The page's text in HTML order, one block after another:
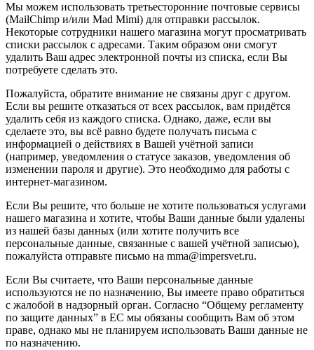
Мы можем использовать третьесторонние почтовые сервисы
(MailChimp и/или Mad Mimi) для отправки рассылок.
Некоторые сотрудники нашего магазина могут просматривать
списки рассылок с адресами. Таким образом они смогут
удалить Ваш адрес электронной почты из списка, если Вы
потребуете сделать это.
Пожалуйста, обратите внимание не связаны друг с другом.
Если вы решите отказаться от всех рассылок, вам придётся
удалить себя из каждого списка. Однако, даже, если вы
сделаете это, вы всё равно будете получать письма с
информацией о действиях в Вашей учётной записи
(например, уведомления о статусе заказов, уведомления об
изменении пароля и другие). Это необходимо для работы с
интернет-магазином.
Если Вы решите, что больше не хотите пользоваться услугами
нашего магазина и хотите, чтобы Ваши данные были удалены
из нашей базы данных (или хотите получить все
персональные данные, связанные с вашей учётной записью),
пожалуйста отправьте письмо на mma@impersvet.ru.
Если Вы считаете, что Ваши персональные данные
используются не по назначению, Вы имеете право обратиться
с жалобой в надзорный орган. Согласно “Общему регламенту
по защите данных” в ЕС мы обязаны сообщить Вам об этом
праве, однако мы не планируем использовать Ваши данные не
по назначению.